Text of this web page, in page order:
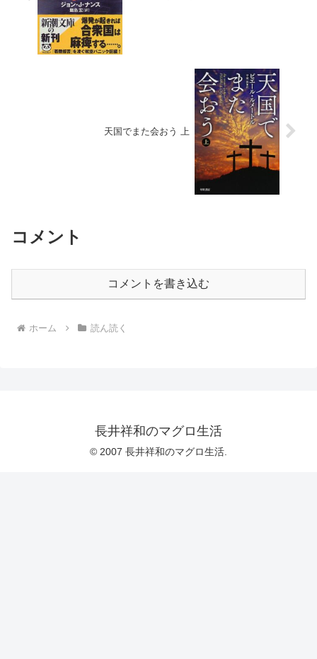
天国でまた会おう 上
コメント
コメントを書き込む
ホーム 読ん読く
長井祥和のマグロ生活
© 2007 長井祥和のマグロ生活.